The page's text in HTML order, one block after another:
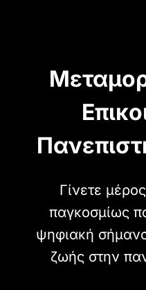
Γίνετε
παγκοσμίως
ψηφιακή
ζωής στην